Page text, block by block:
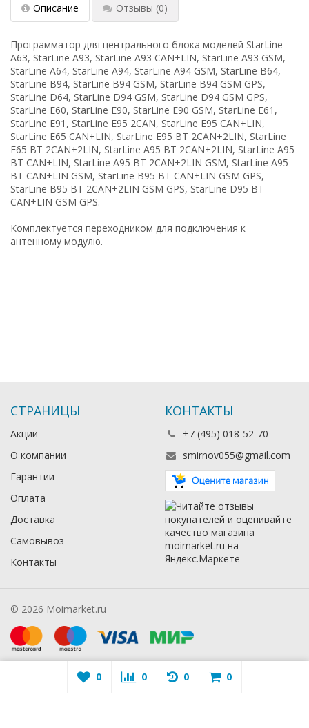
Описание Отзывы (0)
Программатор для центрального блока моделей StarLine
A63, StarLine A93, StarLine A93 CAN+LIN, StarLine A93 GSM,
StarLine A64, StarLine A94, StarLine A94 GSM, StarLine B64,
StarLine B94, StarLine B94 GSM, StarLine B94 GSM GPS,
StarLine D64, StarLine D94 GSM, StarLine D94 GSM GPS,
StarLine E60, StarLine E90, StarLine E90 GSM, StarLine E61,
StarLine E91, StarLine Е95 2CAN, StarLine E95 CAN+LIN,
StarLine E65 CAN+LIN, StarLine E95 BT 2CAN+2LIN, StarLine
E65 BT 2CAN+2LIN, StarLine A95 BT 2CAN+2LIN, StarLine A95
BT CAN+LIN, StarLine A95 BT 2CAN+2LIN GSM, StarLine A95
BT CAN+LIN GSM, StarLine B95 BT CAN+LIN GSM GPS,
StarLine B95 BT 2CAN+2LIN GSM GPS, StarLine D95 BT
CAN+LIN GSM GPS.
Комплектуется переходником для подключения к
антенному модулю.
СТРАНИЦЫ
Акции
О компании
Гарантии
Оплата
Доставка
Самовывоз
Контакты
КОНТАКТЫ
+7 (495) 018-52-70
smirnov055@gmail.com
© 2026 Moimarket.ru
0 0 0 0